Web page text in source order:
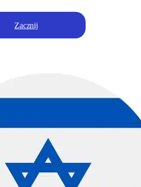
Zacznij